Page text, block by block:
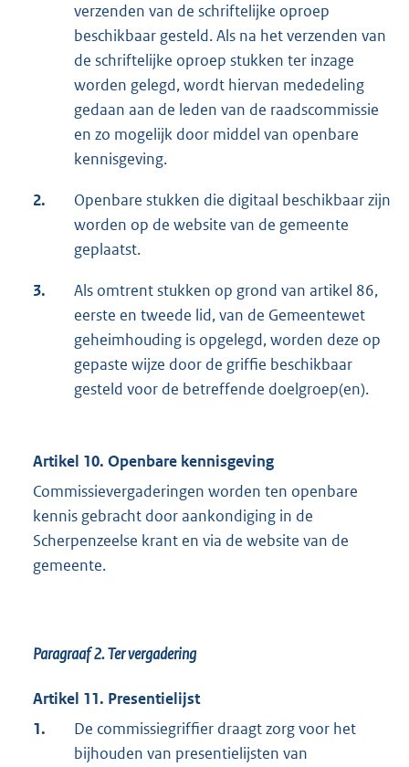
verzenden van de schriftelijke oproep
beschikbaar gesteld. Als na het verzenden van
de schriftelijke oproep stukken ter inzage
worden gelegd, wordt hiervan mededeling
gedaan aan de leden van de raadscommissie
en zo mogelijk door middel van openbare
kennisgeving.
2.
Openbare stukken die digitaal beschikbaar zijn
worden op de website van de gemeente
geplaatst.
3.
Als omtrent stukken op grond van artikel 86,
eerste en tweede lid, van de Gemeentewet
geheimhouding is opgelegd, worden deze op
gepaste wijze door de griffie beschikbaar
gesteld voor de betreffende doelgroep(en).
Artikel 10. Openbare kennisgeving
Commissievergaderingen worden ten openbare
kennis gebracht door aankondiging in de
Scherpenzeelse krant en via de website van de
gemeente.
Paragraaf 2.Ter vergadering
Artikel 11. Presentielijst
1.
De commissiegriffier draagt zorg voor het
bijhouden van presentielijsten van